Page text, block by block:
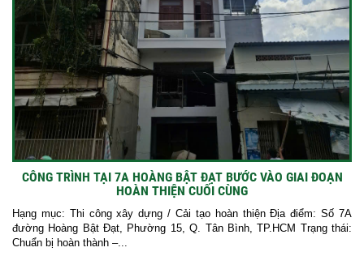
CÔNG TRÌNH TẠI 7A HOÀNG BẬT ĐẠT BƯỚC VÀO GIAI ĐOẠN
HOÀN THIỆN CUỐI CÙNG
Hạng mục: Thi công xây dựng / Cải tạo hoàn thiện Địa điểm: Số 7A
đường Hoàng Bật Đạt, Phường 15, Q. Tân Bình, TP.HCM Trạng thái:
Chuẩn bị hoàn thành –...